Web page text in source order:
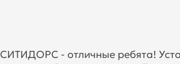
СИТИДОРС - отличные ребята!